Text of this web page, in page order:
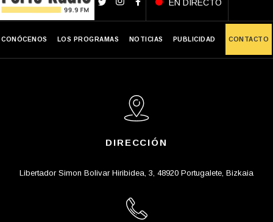
EN DIRECTO
CONÓCENOS LOS PROGRAMAS NOTICIAS PUBLICIDAD CONTACTO
DIRECCIÓN
Libertador Simon Bolivar Hiribidea, 3, 48920 Portugalete, Bizkaia